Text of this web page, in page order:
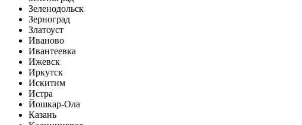
Зеленодольск
Зерноград
Златоуст
Иваново
Ивантеевка
Ижевск
Иркутск
Искитим
Истра
Йошкар-Ола
Казань